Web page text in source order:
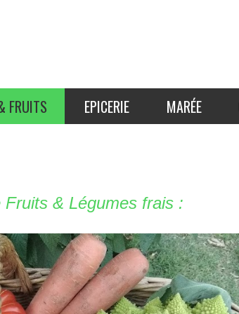
FRUITS EPICERIE MARÉE
& Légumes frais :